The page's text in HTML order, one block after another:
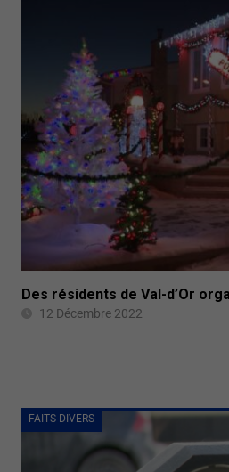
Des résidents de Val-d’Or
12 Décembre 2022
FAITS DIVERS